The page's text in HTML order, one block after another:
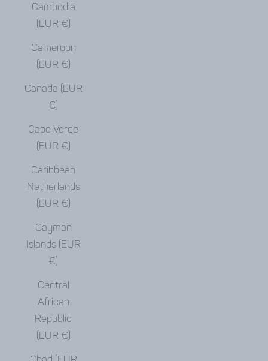
Cambodia
(EUR €)
Cameroon
(EUR €)
Canada (EUR
€)
Cape Verde
(EUR €)
Caribbean
Netherlands
(EUR €)
Cayman
Islands (EUR
€)
Central
African
Republic
(EUR €)